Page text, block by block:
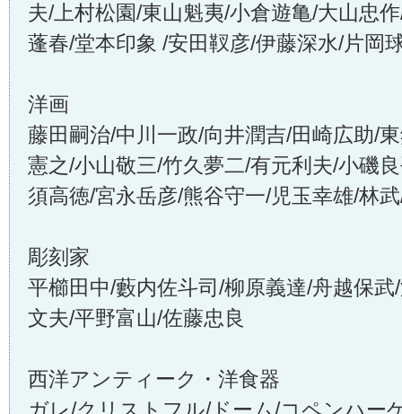
夫/上村松園/東山魁夷/小倉遊亀/大山忠
蓬春/堂本印象 /安田靫彦/伊藤深水/片岡
洋画
藤田嗣治/中川一政/向井潤吉/田崎広助/
憲之/小山敬三/竹久夢二/有元利夫/小磯
須高徳/宮永岳彦/熊谷守一/児玉幸雄/林
彫刻家
平櫛田中/藪内佐斗司/柳原義達/舟越保
文夫/平野富山/佐藤忠良
西洋アンティーク・洋食器